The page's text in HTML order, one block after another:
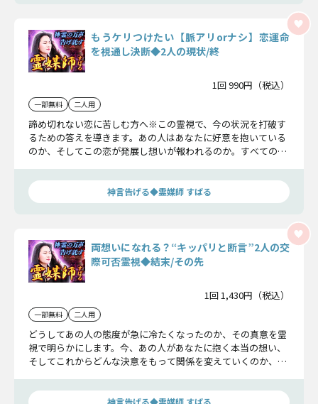
もうケリつけたい【脈アリorナシ】恋運命
を視通し決断◆2人の現状/終
1回 990円（税込）
一部無料 二人用
諦め切れない恋に苦しむ方へ※この霊視で、今の状況を打破す
るための答えを導きます。あの人はあなたに好意を抱いている
のか、そしてこの恋が発展し想いが報われるのか。すべての真
神言告げる◆霊媒師 すばる
両想いになれる？“キッパリと断言”2人の交
際可否霊視◆結末/その先
1回 1,430円（税込）
一部無料 二人用
どうしてあの人の態度が急に冷たくなったのか、その真意を霊
視で明らかにします。今、あの人があなたに抱く本当の想い、
そしてこれからどんな決意をもって関係を変えていくのか、こ